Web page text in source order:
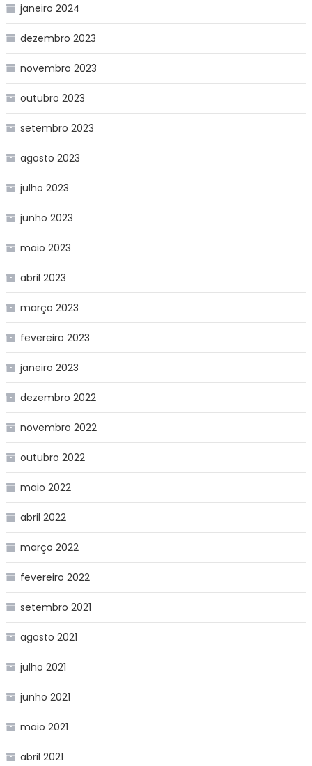
janeiro 2024
dezembro 2023
novembro 2023
outubro 2023
setembro 2023
agosto 2023
julho 2023
junho 2023
maio 2023
abril 2023
março 2023
fevereiro 2023
janeiro 2023
dezembro 2022
novembro 2022
outubro 2022
maio 2022
abril 2022
março 2022
fevereiro 2022
setembro 2021
agosto 2021
julho 2021
junho 2021
maio 2021
abril 2021